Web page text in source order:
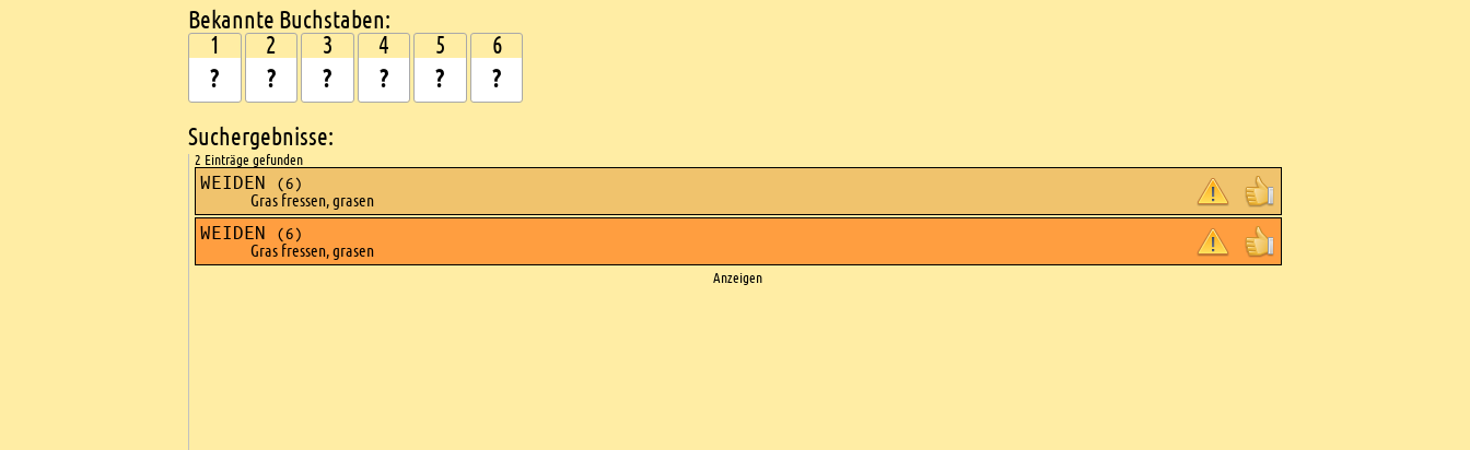
Bekannte Buchstaben:
1 2 3 4 5 6
Suchergebnisse:
2 Einträge gefunden
WEIDEN (6)
Gras fressen, grasen
WEIDEN
(6)
Gras fressen, grasen
Anzeigen